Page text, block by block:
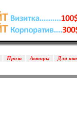
Проза Авторы Для